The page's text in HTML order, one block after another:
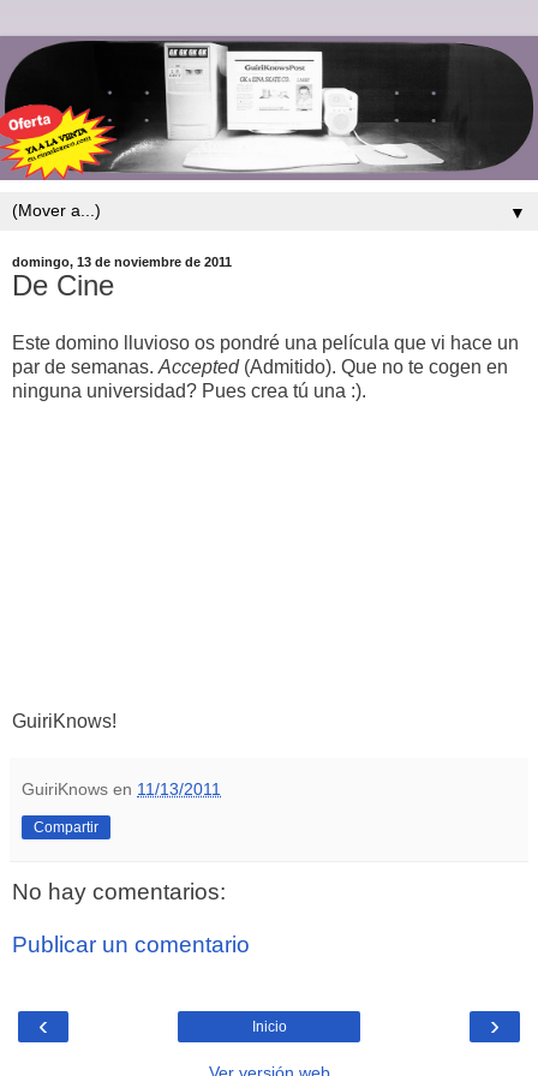
▼
domingo, 13 de noviembre de 2011
De Cine
Este domino lluvioso os pondré una película que vi hace un
par de semanas. Accepted(Admitido). Que no te cogen en
ninguna universidad? Pues crea tú una :).
GuiriKnows!
GuiriKnows en 11/13/2011
Compartir
No hay comentarios:
Publicar un comentario
‹ ›
Inicio